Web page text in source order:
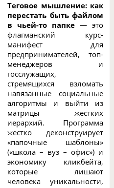
Теговое мышление: как
перестать быть файлом
в чьей-то папке — это
флагманский курс-
манифест для
предпринимателей, топ-
менеджеров и
госслужащих,
стремящихся взломать
навязанные социальные
алгоритмы и выйти из
матрицы жестких
иерархий. Программа
жестко деконструирует
«папочные шаблоны»
(«школа – вуз – офис») и
экономику кликбейта,
которые лишают
человека уникальности,